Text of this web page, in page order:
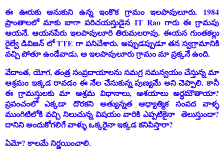
ఈ ఊరుకు ఆనుకుని ఉన్న ఇంకొక గ్రామం ఇలపావులూరు. 1984
ప్రాంతాలలో మాకు బాగా పరిచయస్తుడైన IT Rao గారు ఈ గ్రామపు
ఆయనే. ఆయనపేరు ఇలపావులూరి తిరుమలరావు. ఈయన గుంతకల్లు
రైల్వే డివిజన్ లో TTE గా పనిచేశారు. అప్పుడప్పుడూ తన స్వగ్రామానికి
వచ్చి పోతూ ఉండేవాడు. ఆ ఇలపావులూరు గ్రామం మా ప్రక్కనే ఉంది.
వేదాంత, యోగ, తంత్ర సంప్రదాయాలను సమగ్ర సమన్వయం చేస్తున్న మా
ఆశ్రమం ఇక్కడ రావడం ఈ నేల చేసుకున్న పుణ్యమే అని చెప్పాలి. కానీ
ఈ గ్రామస్తులకు మా ఆశ్రమ విధానాలు, ఆశయాలు అర్ధమౌతాయా?
ప్రపంచంలో ఎక్కడా దొరకని అత్యున్నత ఆధ్యాత్మిక సంపద వాళ్ళ
ముంగిటిలోకి వచ్చి నిలుచున్న విషయం వారికి ఎప్పటికైనా తెలుస్తుందా?
దానిని అందుకోగలిగే వాళ్ళు ఒక్కరైనా ఇక్కడ కనిపిస్తారా?
ఏమో? కాలమే నిర్ణయించాలి.